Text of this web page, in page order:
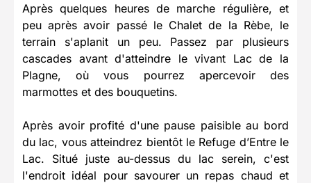
Après quelques heures de marche régulière, et
peu après avoir passé le Chalet de la Rèbe, le
terrain s'aplanit un peu. Passez par plusieurs
cascades avant d'atteindre le vivant Lac de la
Plagne, où vous pourrez apercevoir des
marmottes et des bouquetins.
Après avoir profité d'une pause paisible au bord
du lac, vous atteindrez bientôt le Refuge d’Entre le
Lac. Situé juste au-dessus du lac serein, c'est
l'endroit idéal pour savourer un repas chaud et